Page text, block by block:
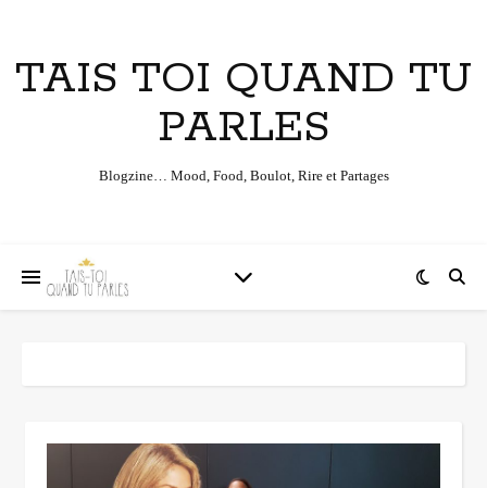
TAIS TOI QUAND TU
PARLES
Blogzine… Mood, Food, Boulot, Rire et Partages